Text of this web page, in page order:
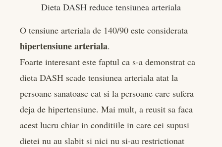
Dieta DASH reduce tensiunea arteriala
O tensiune arteriala de 140/90 este considerata
hipertensiune arteriala.
Foarte interesant este faptul ca s-a demonstrat ca
dieta DASH scade tensiunea arteriala atat la
persoane sanatoase cat si la persoane care sufera
deja de hipertensiune. Mai mult, a reusit sa faca
acest lucru chiar in conditiile in care cei supusi
dietei nu au slabit si nici nu si-au restrictionat